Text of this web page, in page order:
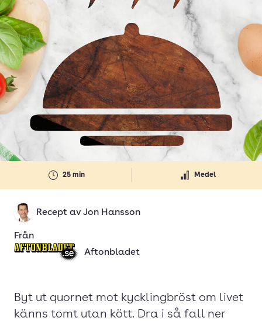
25 min Medel
Recept av Jon Hansson
Från
Aftonbladet
Byt ut quornet mot kycklingbröst om livet
känns tomt utan kött. Dra i så fall ner